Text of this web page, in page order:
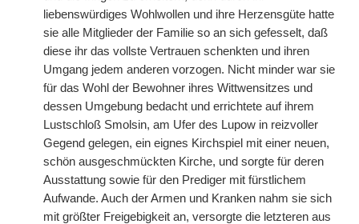
liebenswürdiges Wohlwollen und ihre Herzensgüte hatte
sie alle Mitglieder der Familie so an sich gefesselt, daß
diese ihr das vollste Vertrauen schenkten und ihren
Umgang jedem anderen vorzogen. Nicht minder war sie
für das Wohl der Bewohner ihres Wittwensitzes und
dessen Umgebung bedacht und errichtete auf ihrem
Lustschloß Smolsin, am Ufer des Lupow in reizvoller
Gegend gelegen, ein eignes Kirchspiel mit einer neuen,
schön ausgeschmückten Kirche, und sorgte für deren
Ausstattung sowie für den Prediger mit fürstlichem
Aufwande. Auch der Armen und Kranken nahm sie sich
mit größter Freigebigkeit an, versorgte die letzteren aus